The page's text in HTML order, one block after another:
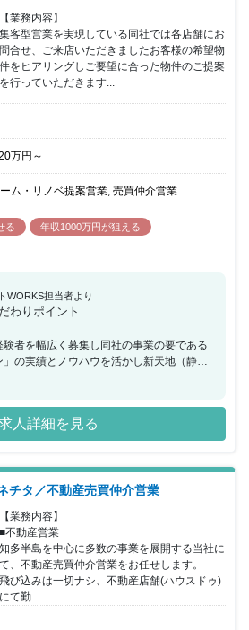
【業務内容】
集客型営業を実現している同社では各店舗にお
問合せ、ご来店いただきましたお客様の希望物
件をヒアリングしご要望に合った物件のご提案
を行っていただきます...
万円 ～
ム・リノベ提案営業, 売買仲介営業
る
年収1000万円が狙える
WORKS担当者より
わりポイント
者を幅広く募集し同社の事業の要である
」の実績とノウハウを活かし新天地（静岡
行っていただける意欲ある方をお待ちし
ただいたお客様に集中していただけま
しておりチーム全体で課題解決・目標達成
気があり業界未経験の方でも成長できる
人詳細を見る
チタ／不動産売買仲介営業
【業務内容】
■不動産営業
知多半島を中心に多数の事業を展開する当社に
て、不動産売買仲介営業をお任せします。
飛び込みは一切ナシ、不動産店舗(ハウスドゥ)
にて勤...